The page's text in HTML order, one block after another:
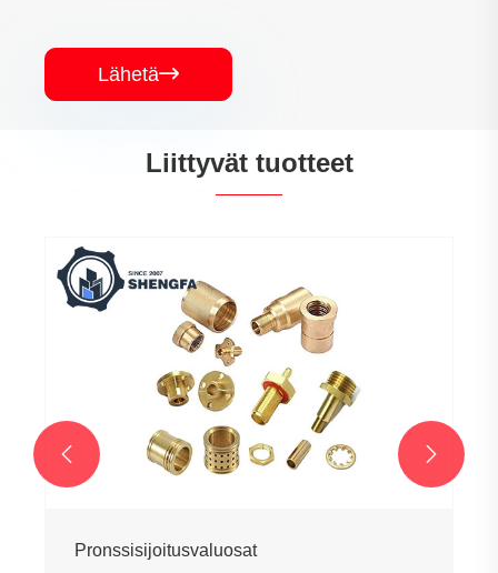
Lähetä
Liittyvät tuotteet
Pronssisijoitusvaluosat
 